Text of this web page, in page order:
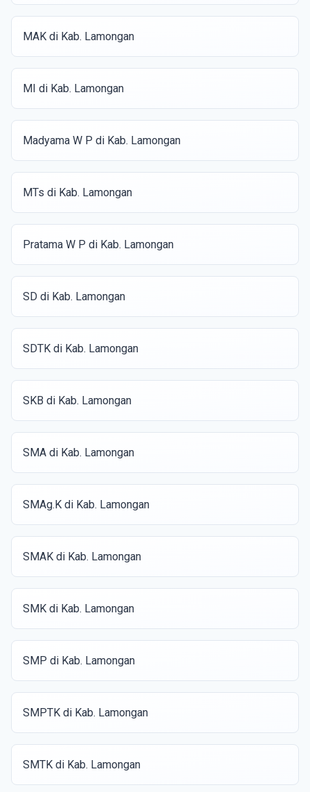
MAK di Kab. Lamongan
MI di Kab. Lamongan
Madyama W P di Kab. Lamongan
MTs di Kab. Lamongan
Pratama W P di Kab. Lamongan
SD di Kab. Lamongan
SDTK di Kab. Lamongan
SKB di Kab. Lamongan
SMA di Kab. Lamongan
SMAg.K di Kab. Lamongan
SMAK di Kab. Lamongan
SMK di Kab. Lamongan
SMP di Kab. Lamongan
SMPTK di Kab. Lamongan
SMTK di Kab. Lamongan